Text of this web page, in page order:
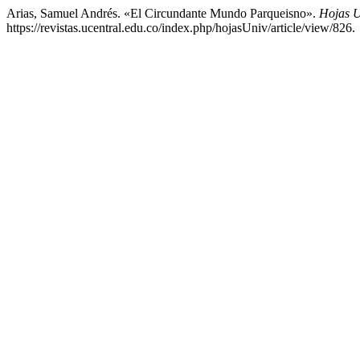
Arias, Samuel Andrés. «El Circundante Mundo Parqueisno». Hojas
https://revistas.ucentral.edu.co/index.php/hojasUniv/article/view/826.